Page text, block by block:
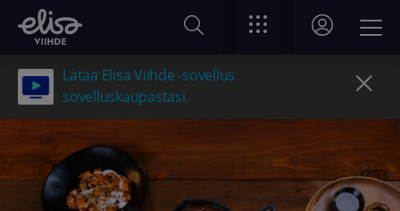
Lataa Elisa Viihde -sovellus
sovelluskaupastasi